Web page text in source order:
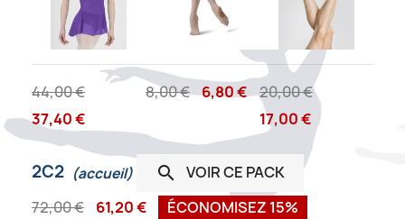
44,00 €
37,40 €
8,00 € 6,80 €
20,00 €
17,00 €
2C2 (accueil)  VOIR CE PACK
72,00 €
61,20 € ÉCONOMISEZ 15%